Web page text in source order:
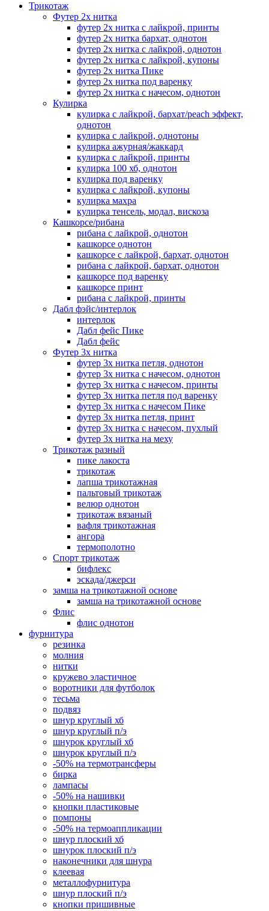
Трикотаж
Футер 2х нитка
футер 2х нитка с лайкрой, принты
футер 2х нитка бархат, однотон
футер 2х нитка с лайкрой, однотон
футер 2х нитка с лайкрой, купоны
футер 2х нитка Пике
футер 2х нитка под варенку
футер 2х нитка с начесом, однотон
Кулирка
кулирка с лайкрой, бархат/peach эффект,
однотон
кулирка с лайкрой, однотоны
кулирка ажурная/жаккард
кулирка с лайкрой, принты
кулирка 100 хб, однотон
кулирка под варенку
кулирка с лайкрой, купоны
кулирка махра
кулирка тенсель, модал, вискоза
Кашкорсе/рибана
рибана с лайкрой, однотон
кашкорсе однотон
кашкорсе с лайкрой, бархат, однотон
рибана с лайкрой, бархат, однотон
кашкорсе под варенку
кашкорсе принт
рибана с лайкрой, принты
Дабл фэйс/интерлок
интерлок
Дабл фейс Пике
Дабл фейс
Футер 3х нитка
футер 3х нитка петля, однотон
футер 3х нитка с начесом, однотон
футер 3х нитка с начесом, принты
футер 3х нитка петля под варенку
футер 3х нитка с начесом Пике
футер 3х нитка петля, принт
футер 3х нитка с начесом, пухлый
футер 3х нитка на меху
Трикотаж разный
пике лакоста
трикотаж
лапша трикотажная
пальтовый трикотаж
велюр однотон
трикотаж вязаный
вафля трикотажная
ангора
термополотно
Спорт трикотаж
бифлекс
эскада/джерси
замша на трикотажной основе
замша на трикотажной основе
Флис
флис однотон
фурнитура
резинка
молния
нитки
кружево эластичное
воротники для футболок
тесьма
подвяз
шнур круглый хб
шнур круглый п/э
шнурок круглый хб
шнурок круглый п/э
-50% на термотрансферы
бирка
лампасы
-50% на нашивки
кнопки пластиковые
помпоны
-50% на термоаппликации
шнур плоский хб
шнурок плоский п/э
наконечники для шнура
клеевая
металлофурнитура
шнур плоский п/э
кнопки пришивные